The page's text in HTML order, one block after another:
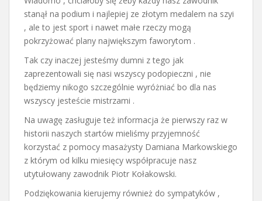
stanął na podium i najlepiej ze złotym medalem na szyi
, ale to jest sport i nawet małe rzeczy mogą
pokrzyżować plany największym faworytom .
Tak czy inaczej jesteśmy dumni z tego jak
zaprezentowali się nasi wszyscy podopieczni , nie
będziemy nikogo szczególnie wyróżniać bo dla nas
wszyscy jesteście mistrzami .
Na uwagę zasługuje też informacja że pierwszy raz w
historii naszych startów mieliśmy przyjemność
korzystać z pomocy masażysty Damiana Markowskiego
z którym od kilku miesięcy współpracuje nasz
utytułowany zawodnik Piotr Kołakowski.
Podziękowania kierujemy również do sympatyków ,